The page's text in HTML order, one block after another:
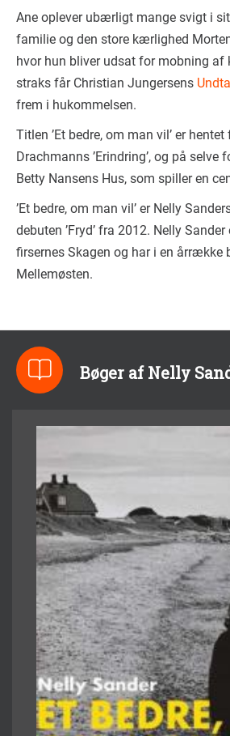
Ane oplever ubærligt mange svigt i
familie og den store kærlighed
hvor hun bliver udsat for mobning af
straks får Christian Jungersens
frem i hukommelsen.
Titlen ’Et bedre, om man vil’ er
Drachmanns ’Erindring’, og på selve
Betty Nansens Hus, som spiller en
’Et bedre, om man vil’ er Nelly
debuten ’Fryd’ fra 2012. Nelly
firsernes Skagen og har i en årrække
Mellemøsten.
Bøger af Nelly